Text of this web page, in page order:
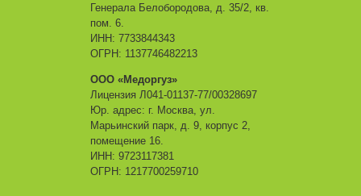
Генерала Белобородова, д. 35/2, кв.
пом. 6.
ИНН: 7733844343
ОГРН: 1137746482213
ООО «Медоргуз»
Лицензия Л041-01137-77/00328697
Юр. адрес: г. Москва, ул.
Марьинский парк, д. 9, корпус 2,
помещение 16.
ИНН: 9723117381
ОГРН: 1217700259710